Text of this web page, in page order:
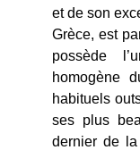
et de son
Grèce, est
possède
homogène
habituels
ses plus
dernier de la